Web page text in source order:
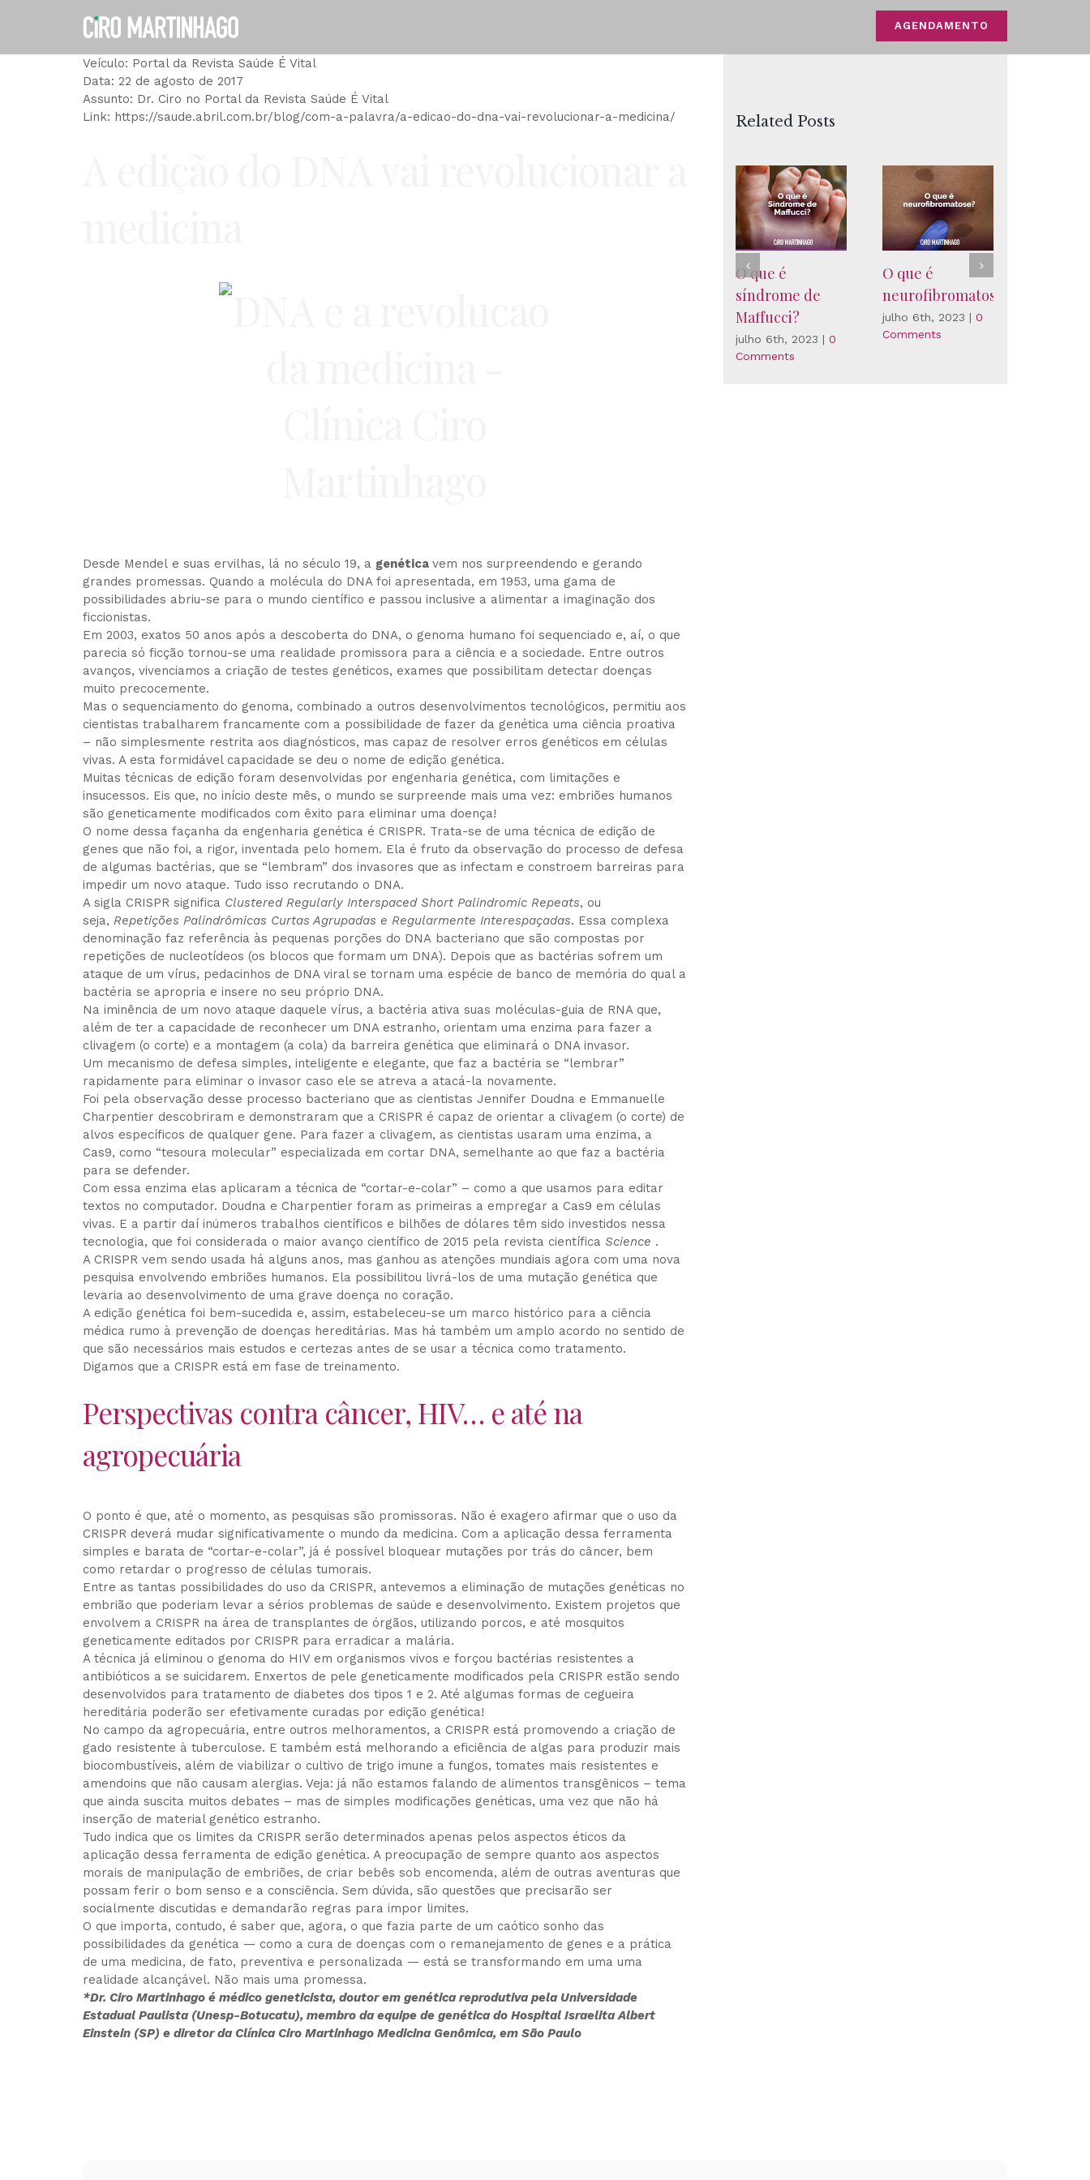
AGENDAMENTO
Veículo: Portal da Revista Saúde É Vital
Data: 22 de agosto de 2017
Assunto: Dr. Ciro no Portal da Revista Saúde É Vital
Link: https://saude.abril.com.br/blog/com-a-palavra/a-edicao-do-dna-vai-revolucionar-a-medicina/
Desde Mendel e suas ervilhas, lá no século 19, a genética vem nos surpreendendo e gerando
grandes promessas. Quando a molécula do DNA foi apresentada, em 1953, uma gama de
possibilidades abriu-se para o mundo científico e passou inclusive a alimentar a imaginação dos
ficcionistas.
Em 2003, exatos 50 anos após a descoberta do DNA, o genoma humano foi sequenciado e, aí, o que
parecia só ficção tornou-se uma realidade promissora para a ciência e a sociedade. Entre outros
avanços, vivenciamos a criação de testes genéticos, exames que possibilitam detectar doenças
muito precocemente.
Mas o sequenciamento do genoma, combinado a outros desenvolvimentos tecnológicos, permitiu aos
cientistas trabalharem francamente com a possibilidade de fazer da genética uma ciência proativa
– não simplesmente restrita aos diagnósticos, mas capaz de resolver erros genéticos em células
vivas. A esta formidável capacidade se deu o nome de edição genética.
Muitas técnicas de edição foram desenvolvidas por engenharia genética, com limitações e
insucessos. Eis que, no início deste mês, o mundo se surpreende mais uma vez: embriões humanos
são geneticamente modificados com êxito para eliminar uma doença!
O nome dessa façanha da engenharia genética é CRISPR. Trata-se de uma técnica de edição de
genes que não foi, a rigor, inventada pelo homem. Ela é fruto da observação do processo de defesa
de algumas bactérias, que se “lembram” dos invasores que as infectam e constroem barreiras para
impedir um novo ataque. Tudo isso recrutando o DNA.
A sigla CRISPR significa Clustered Regularly Interspaced Short Palindromic Repeats, ou
seja, Repetições Palindrômicas Curtas Agrupadas e Regularmente Interespaçadas. Essa complexa
denominação faz referência às pequenas porções do DNA bacteriano que são compostas por
repetições de nucleotídeos (os blocos que formam um DNA). Depois que as bactérias sofrem um
ataque de um vírus, pedacinhos de DNA viral se tornam uma espécie de banco de memória do qual a
bactéria se apropria e insere no seu próprio DNA.
Na iminência de um novo ataque daquele vírus, a bactéria ativa suas moléculas-guia de RNA que,
além de ter a capacidade de reconhecer um DNA estranho, orientam uma enzima para fazer a
clivagem (o corte) e a montagem (a cola) da barreira genética que eliminará o DNA invasor.
Um mecanismo de defesa simples, inteligente e elegante, que faz a bactéria se “lembrar”
rapidamente para eliminar o invasor caso ele se atreva a atacá-la novamente.
Foi pela observação desse processo bacteriano que as cientistas Jennifer Doudna e Emmanuelle
Charpentier descobriram e demonstraram que a CRISPR é capaz de orientar a clivagem (o corte) de
alvos específicos de qualquer gene. Para fazer a clivagem, as cientistas usaram uma enzima, a
Cas9, como “tesoura molecular” especializada em cortar DNA, semelhante ao que faz a bactéria
para se defender.
Com essa enzima elas aplicaram a técnica de “cortar-e-colar” – como a que usamos para editar
textos no computador. Doudna e Charpentier foram as primeiras a empregar a Cas9 em células
vivas. E a partir daí inúmeros trabalhos científicos e bilhões de dólares têm sido investidos nessa
tecnologia, que foi considerada o maior avanço científico de 2015 pela revista científica Science .
A CRISPR vem sendo usada há alguns anos, mas ganhou as atenções mundiais agora com uma nova
pesquisa envolvendo embriões humanos. Ela possibilitou livrá-los de uma mutação genética que
levaria ao desenvolvimento de uma grave doença no coração.
A edição genética foi bem-sucedida e, assim, estabeleceu-se um marco histórico para a ciência
médica rumo à prevenção de doenças hereditárias. Mas há também um amplo acordo no sentido de
que são necessários mais estudos e certezas antes de se usar a técnica como tratamento.
Digamos que a CRISPR está em fase de treinamento.
Perspectivas contra câncer, HIV… e até na
agropecuária
O ponto é que, até o momento, as pesquisas são promissoras. Não é exagero afirmar que o uso da
CRISPR deverá mudar significativamente o mundo da medicina. Com a aplicação dessa ferramenta
simples e barata de “cortar-e-colar”, já é possível bloquear mutações por trás do câncer, bem
como retardar o progresso de células tumorais.
Entre as tantas possibilidades do uso da CRISPR, antevemos a eliminação de mutações genéticas no
embrião que poderiam levar a sérios problemas de saúde e desenvolvimento. Existem projetos que
envolvem a CRISPR na área de transplantes de órgãos, utilizando porcos, e até mosquitos
geneticamente editados por CRISPR para erradicar a malária.
A técnica já eliminou o genoma do HIV em organismos vivos e forçou bactérias resistentes a
antibióticos a se suicidarem. Enxertos de pele geneticamente modificados pela CRISPR estão sendo
desenvolvidos para tratamento de diabetes dos tipos 1 e 2. Até algumas formas de cegueira
hereditária poderão ser efetivamente curadas por edição genética!
No campo da agropecuária, entre outros melhoramentos, a CRISPR está promovendo a criação de
gado resistente à tuberculose. E também está melhorando a eficiência de algas para produzir mais
biocombustíveis, além de viabilizar o cultivo de trigo imune a fungos, tomates mais resistentes e
amendoins que não causam alergias. Veja: já não estamos falando de alimentos transgênicos – tema
que ainda suscita muitos debates – mas de simples modificações genéticas, uma vez que não há
inserção de material genético estranho.
Tudo indica que os limites da CRISPR serão determinados apenas pelos aspectos éticos da
aplicação dessa ferramenta de edição genética. A preocupação de sempre quanto aos aspectos
morais de manipulação de embriões, de criar bebês sob encomenda, além de outras aventuras que
possam ferir o bom senso e a consciência. Sem dúvida, são questões que precisarão ser
socialmente discutidas e demandarão regras para impor limites.
O que importa, contudo, é saber que, agora, o que fazia parte de um caótico sonho das
possibilidades da genética — como a cura de doenças com o remanejamento de genes e a prática
de uma medicina, de fato, preventiva e personalizada — está se transformando em uma uma
realidade alcançável. Não mais uma promessa.
*Dr. Ciro Martinhago é médico geneticista, doutor em genética reprodutiva pela Universidade
Estadual Paulista (Unesp-Botucatu), membro da equipe de genética do Hospital Israelita Albert
Einstein (SP) e diretor da Clínica Ciro Martinhago Medicina Genômica, em São Paulo
Related Posts
O que é
síndrome de
Maffucci?
julho 6th, 2023 | 0
Comments
O que é
neurofibromatose?
julho 6th, 2023 | 0
Comments